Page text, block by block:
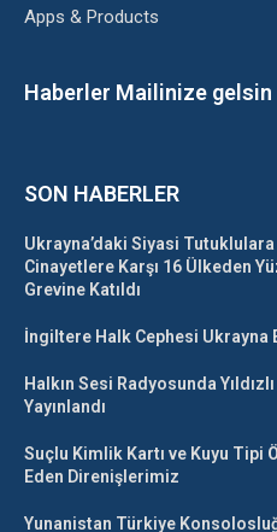
Apps & Products
Haberler Mailinize gelsin
SON HABERLER
Ukrayna’daki Siyasi
Cinayetlere Karşı 16 Ülkeden
Grevine Katıldı
İngiltere Halk Cephesi Ukrayna
Halkın Sesi Radyosunda
Yayınlandı
Suçlu Kimlik Kartı ve Kuyu Tipi
Eden Direnişlerimiz
Yunanistan Türkiye